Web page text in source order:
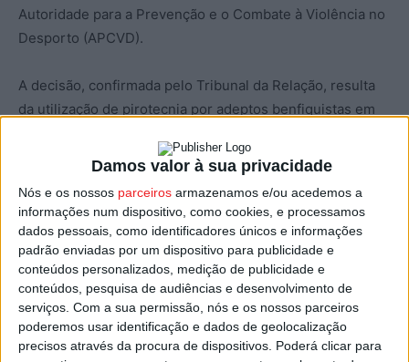
Damos valor à sua privacidade
Nós e os nossos parceiros armazenamos e/ou acedemos a
informações num dispositivo, como cookies, e processamos
dados pessoais, como identificadores únicos e informações
padrão enviadas por um dispositivo para publicidade e
conteúdos personalizados, medição de publicidade e
conteúdos, pesquisa de audiências e desenvolvimento de
serviços. Com a sua permissão, nós e os nossos parceiros
poderemos usar identificação e dados de geolocalização
precisos através da procura de dispositivos. Poderá clicar para
Autoridade para a Prevenção e o Combate à Violência no
Desporto (APCVD).
A decisão, confirmada pelo Tribunal da Relação, resulta
da utilização de pirotecnia por adeptos benfiquistas em
Além de um jogo à porta fechada, o Benfica foi
condenado ao pagamento de uma multa de 150 mil euros.
O encontro com o Académico de Viseu, ainda sem data e
hora oficiais, mas previsto para o fim de semana de 8 e 9
de agosto, deverá ser o escolhido para o cumprimento da
sanção por parte do clube encarnado.
Pub